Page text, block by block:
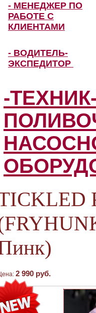
- МЕНЕДЖЕР ПО
РАБОТЕ С
КЛИЕНТАМИ
- ВОДИТЕЛЬ-
ЭКСПЕДИТОР
-
2 990 руб.